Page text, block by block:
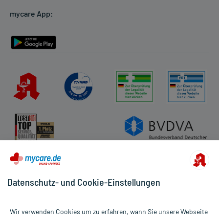
Rückgabe/Widerruf
mycare App:
Datenschutz- und Cookie-Einstellungen
Wir verwenden Cookies um zu erfahren, wann Sie unsere Webseite